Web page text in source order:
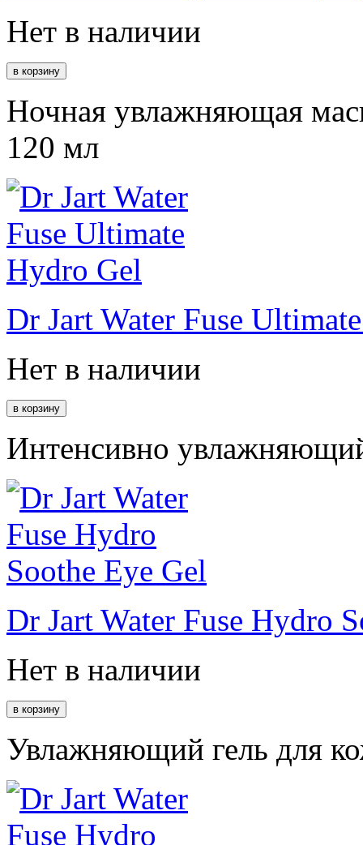
Нет в наличии
Ночная увлажняющая
120 мл
Dr Jart Water Fuse
Нет в наличии
Интенсивно
Dr Jart Water Fuse Hydro
Нет в наличии
Увлажняющий гель для